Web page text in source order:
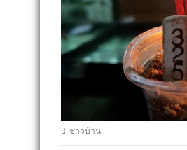
ชาวบ้าน